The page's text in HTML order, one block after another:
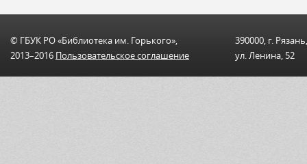
© ГБУК РО «Библиотека им. Горького»,
2013–2016 Пользовательскоe соглашениe
390000, г. Рязань,
ул. Ленина, 52